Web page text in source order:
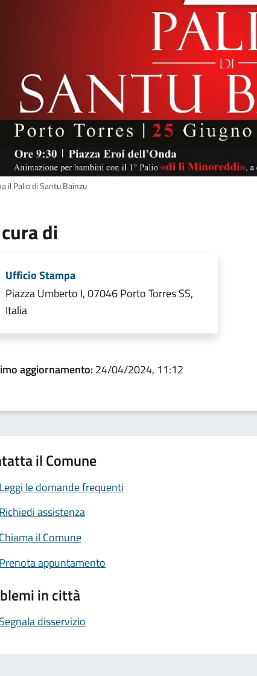
il Palio di Santu Bainzu
di
Ufficio Stampa
Piazza Umberto I, 07046 Porto Torres SS,
Italia
aggiornamento:24/04/2024, 11:12
il Comune
le domande frequenti
assistenza
il Comune
appuntamento
in città
disservizio